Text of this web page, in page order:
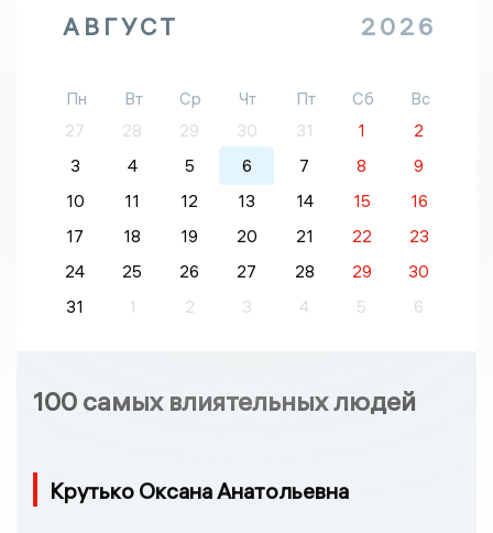
АВГУСТ 2026
Пн Вт Ср Чт Пт Сб
Вс
27
28 29 30 31 1
2
3
4 5 6 7 8
9
10
11 12 13 14 15
16
17
18 19 20 21 22
23
24
25 26 27 28 29
30
31
1 2 3 4 5 6
100 самых влиятельных людей
Крутько Оксана Анатольевна